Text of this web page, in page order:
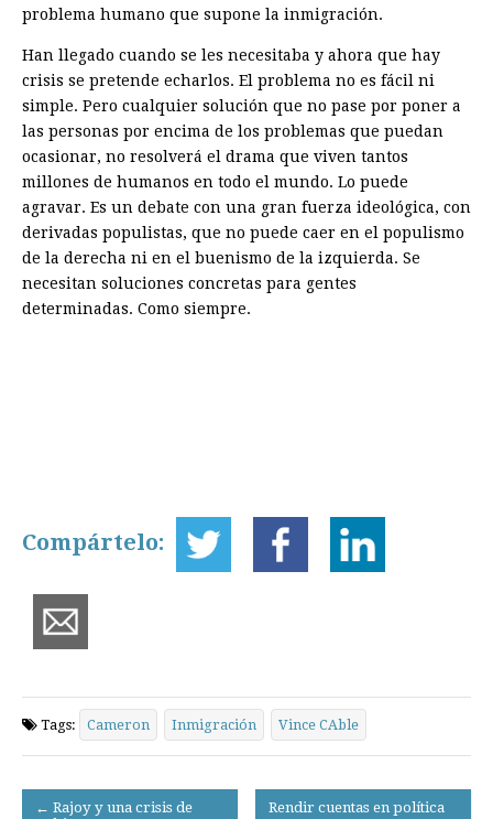
problema humano que supone la inmigración.
Han llegado cuando se les necesitaba y ahora que hay
crisis se pretende echarlos. El problema no es fácil ni
simple. Pero cualquier solución que no pase por poner a
las personas por encima de los problemas que puedan
ocasionar, no resolverá el drama que viven tantos
millones de humanos en todo el mundo. Lo puede
agravar. Es un debate con una gran fuerza ideológica, con
derivadas populistas, que no puede caer en el populismo
de la derecha ni en el buenismo de la izquierda. Se
necesitan soluciones concretas para gentes
determinadas. Como siempre.
Compártelo:
Tags: Cameron Inmigración Vince CAble
Post
← Rajoy y una crisis de
Rendir cuentas en política